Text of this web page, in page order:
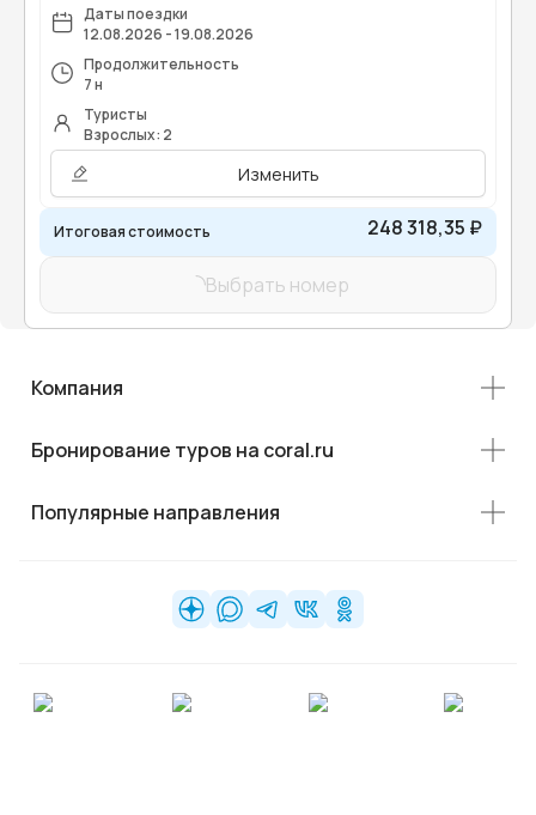
Даты поездки
12.08.2026 - 19.08.2026
Продолжительность
7 н
Туристы
Взрослых: 2
Изменить
Итоговая стоимость 248 318,35 ₽
Выбрать номер
Компания
Бронирование туров на coral.ru
Популярные направления